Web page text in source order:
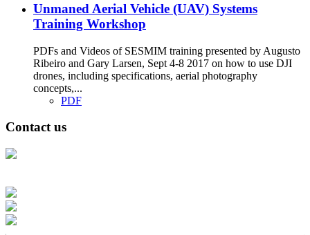
Unmaned Aerial Vehicle (UAV) Systems
Training Workshop
PDFs and Videos of SESMIM training presented by Augusto
Ribeiro and Gary Larsen, Sept 4-8 2017 on how to use DJI
drones, including specifications, aerial photography
concepts,...
PDF
Contact us